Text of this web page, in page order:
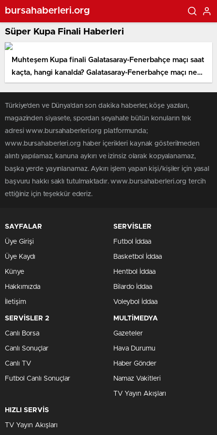
bursahaberleri.org
Süper Kupa Finali Haberleri
Muhteşem Kupa finali Galatasaray-Fenerbahçe maçı saat
kaçta, hangi kanalda? Galatasaray-Fenerbahçe maçı ne
vakit oynanacak?
Türkiye'den ve Dünya’dan son dakika haberler, köşe yazıları,
magazinden siyasete, spordan seyahate bütün konuların tek
adresi www.bursahaberleri.org platformunda;
www.bursahaberleri.org haber içerikleri kaynak gösterilmeden
alıntı yapılamaz, kanuna aykırı ve izinsiz olarak kopyalanamaz,
başka yerde yayınlanamaz. Aykırı işlem yapan kişi/kişiler için yasal
başvuru hakkı saklı tutulmaktadır. www.bursahaberleri.org tercih
ettiğiniz için teşekkür ederiz.
SAYFALAR
Üye Girişi
Üye Kaydı
Künye
Hakkımızda
İletişim
SERVİSLER
Futbol İddaa
Basketbol İddaa
Hentbol İddaa
Bilardo İddaa
Voleybol İddaa
SERVİSLER 2
Canlı Borsa
Canlı Sonuçlar
Canlı TV
Futbol Canlı Sonuçlar
MULTİMEDYA
Gazeteler
Hava Durumu
Haber Gönder
Namaz Vakitleri
TV Yayın Akışları
HIZLI SERVİS
TV Yayın Akışları